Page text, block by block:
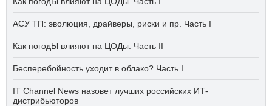
АСУ ТП: эволюция, драйверы, риски и пр. Часть I
Как погодЫ влияют на ЦОДы. Часть II
Бесперебойность уходит в облако? Часть I
IT Channel News назовет лучших российских ИТ-
дистрибьюторов